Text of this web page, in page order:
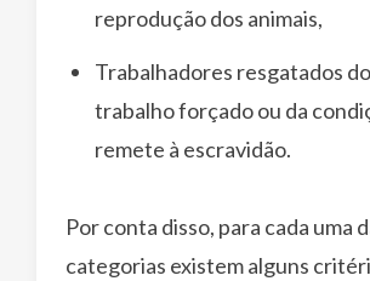
reprodução dos animais,
Trabalhadores resgatados
trabalho forçado ou da
remete à escravidão.
Por conta disso, para cada uma
categorias existem alguns